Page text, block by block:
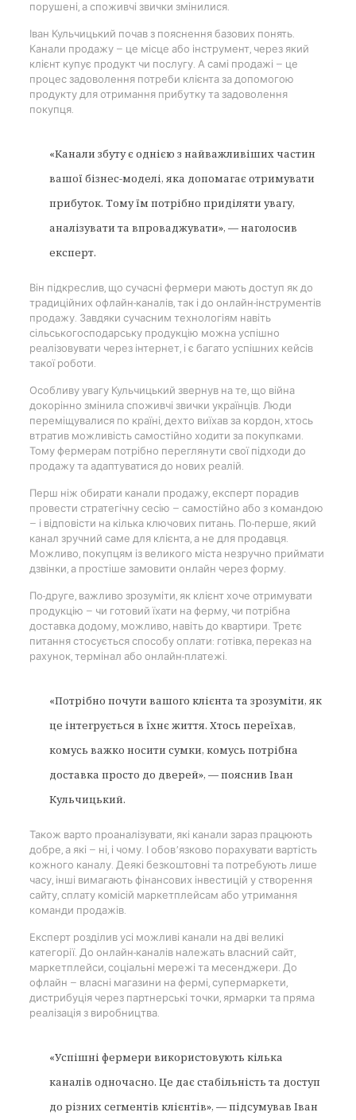
порушені, а споживчі звички змінилися.
Іван Кульчицький почав з пояснення базових понять.
Канали продажу — це місце або інструмент, через який
клієнт купує продукт чи послугу. А самі продажі — це
процес задоволення потреби клієнта за допомогою
продукту для отримання прибутку та задоволення
покупця.
«Канали збуту є однією з найважливіших частин
вашої бізнес-моделі, яка допомагає отримувати
прибуток. Тому їм потрібно приділяти увагу,
аналізувати та впроваджувати», — наголосив
експерт.
Він підкреслив, що сучасні фермери мають доступ як до
традиційних офлайн-каналів, так і до онлайн-інструментів
продажу. Завдяки сучасним технологіям навіть
сільськогосподарську продукцію можна успішно
реалізовувати через інтернет, і є багато успішних кейсів
такої роботи.
Особливу увагу Кульчицький звернув на те, що війна
докорінно змінила споживчі звички українців. Люди
переміщувалися по країні, дехто виїхав за кордон, хтось
втратив можливість самостійно ходити за покупками.
Тому фермерам потрібно переглянути свої підходи до
продажу та адаптуватися до нових реалій.
Перш ніж обирати канали продажу, експерт порадив
провести стратегічну сесію — самостійно або з командою
— і відповісти на кілька ключових питань. По-перше, який
канал зручний саме для клієнта, а не для продавця.
Можливо, покупцям із великого міста незручно приймати
дзвінки, а простіше замовити онлайн через форму.
По-друге, важливо зрозуміти, як клієнт хоче отримувати
продукцію — чи готовий їхати на ферму, чи потрібна
доставка додому, можливо, навіть до квартири. Третє
питання стосується способу оплати: готівка, переказ на
рахунок, термінал або онлайн-платежі.
«Потрібно почути вашого клієнта та зрозуміти, як
це інтегрується в їхнє життя. Хтось переїхав,
комусь важко носити сумки, комусь потрібна
доставка просто до дверей», — пояснив Іван
Кульчицький.
Також варто проаналізувати, які канали зараз працюють
добре, а які — ні, і чому. І обов’язково порахувати вартість
кожного каналу. Деякі безкоштовні та потребують лише
часу, інші вимагають фінансових інвестицій у створення
сайту, сплату комісій маркетплейсам або утримання
команди продажів.
Експерт розділив усі можливі канали на дві великі
категорії. До онлайн-каналів належать власний сайт,
маркетплейси, соціальні мережі та месенджери. До
офлайн — власні магазини на фермі, супермаркети,
дистрибуція через партнерські точки, ярмарки та пряма
реалізація з виробництва.
«Успішні фермери використовують кілька
каналів одночасно. Це дає стабільність та доступ
до різних сегментів клієнтів», — підсумував Іван